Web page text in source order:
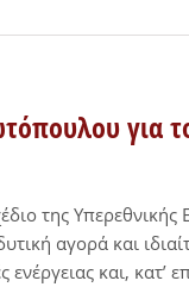
για
της Υπερεθνικής
αγορά και
και, κατ’